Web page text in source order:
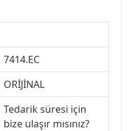
7414.EC
ORİJİNAL
Tedarik süresi için
bize ulaşır mısınız?